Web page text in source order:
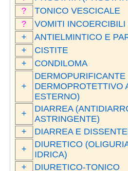
?
TONICO VESCICALE
?
VOMITI
+
ANTIELMINTICO E
+
CISTITE
+
CONDILOMA
+
DERMOPURIFICANTE
DERMOPROTETTIVO
ESTERNO)
+
DIARREA
ASTRINGENTE)
+
DIARREA E
+
DIURETICO
IDRICA)
+
DIURETICO-TONICO